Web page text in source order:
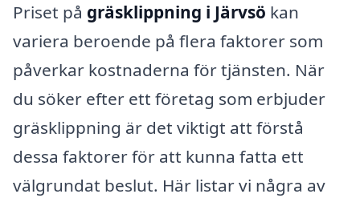
Priset på gräsklippning i Järvsö kan
variera beroende på flera faktorer som
påverkar kostnaderna för tjänsten. När
du söker efter ett företag som erbjuder
gräsklippning är det viktigt att förstå
dessa faktorer för att kunna fatta ett
välgrundat beslut. Här listar vi några av